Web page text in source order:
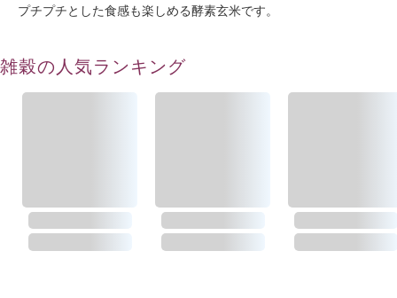
プチプチとした食感も楽しめる酵素玄米です。
雑穀の人気ランキング